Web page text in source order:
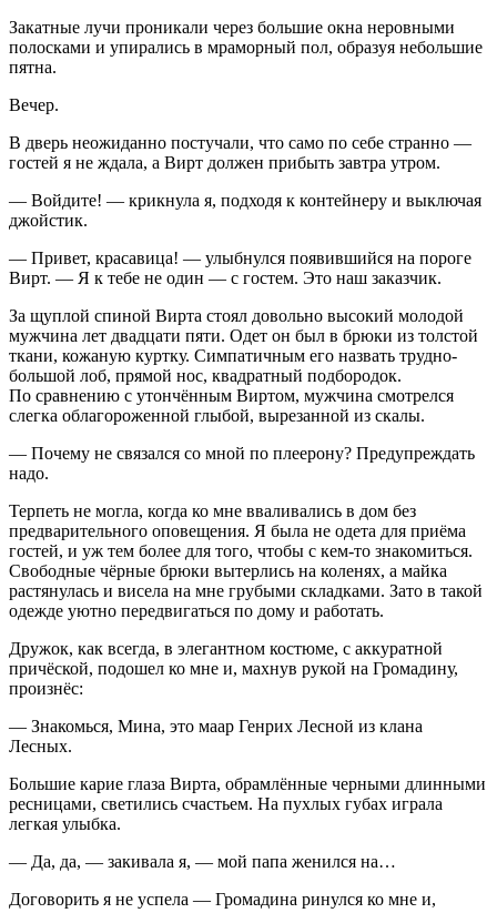
Закатные лучи проникали через большие окна неровными
полосками и упирались в мраморный пол, образуя небольшие
пятна.
Вечер.
В дверь неожиданно постучали, что само по себе странно —
гостей я не ждала, а Вирт должен прибыть завтра утром.
— Войдите! — крикнула я, подходя к контейнеру и выключая
джойстик.
— Привет, красавица! — улыбнулся появившийся на пороге
Вирт. — Я к тебе не один — с гостем. Это наш заказчик.
За щуплой спиной Вирта стоял довольно высокий молодой
мужчина лет двадцати пяти. Одет он был в брюки из толстой
ткани, кожаную куртку. Симпатичным его назвать трудно-
большой лоб, прямой нос, квадратный подбородок.
По сравнению с утончённым Виртом, мужчина смотрелся
слегка облагороженной глыбой, вырезанной из скалы.
— Почему не связался со мной по плеерону? Предупреждать
надо.
Терпеть не могла, когда ко мне вваливались в дом без
предварительного оповещения. Я была не одета для приёма
гостей, и уж тем более для того, чтобы с кем-то знакомиться.
Свободные чёрные брюки вытерлись на коленях, а майка
растянулась и висела на мне грубыми складками. Зато в такой
одежде уютно передвигаться по дому и работать.
Дружок, как всегда, в элегантном костюме, с аккуратной
причёской, подошел ко мне и, махнув рукой на Громадину,
произнёс:
— Знакомься, Мина, это маар Генрих Лесной из клана
Лесных.
Большие карие глаза Вирта, обрамлённые черными длинными
ресницами, светились счастьем. На пухлых губах играла
легкая улыбка.
— Да, да, — закивала я, — мой папа женился на…
Договорить я не успела — Громадина ринулся ко мне и,